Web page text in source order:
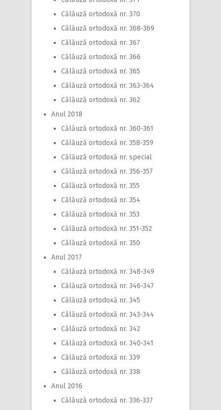
Călăuză ortodoxă nr. 370
Călăuză ortodoxă nr. 368-369
Călăuză ortodoxă nr. 367
Călăuză ortodoxă nr. 366
Călăuză ortodoxă nr. 365
Călăuză ortodoxă nr. 363-364
Călăuză ortodoxă nr. 362
Anul 2018
Călăuză ortodoxă nr. 360-361
Călăuză ortodoxă nr. 358-359
Călăuză ortodoxă nr. special
Călăuză ortodoxă nr. 356-357
Călăuză ortodoxă nr. 355
Călăuză ortodoxă nr. 354
Călăuză ortodoxă nr. 353
Călăuză ortodoxă nr. 351-352
Călăuză ortodoxă nr. 350
Anul 2017
Călăuză ortodoxă nr. 348-349
Călăuză ortodoxă nr. 346-347
Călăuză ortodoxă nr. 345
Călăuză ortodoxă nr. 343-344
Călăuză ortodoxă nr. 342
Călăuză ortodoxă nr. 340-341
Călăuză ortodoxă nr. 339
Călăuză ortodoxă nr. 338
Anul 2016
Călăuză ortodoxă nr. 336-337